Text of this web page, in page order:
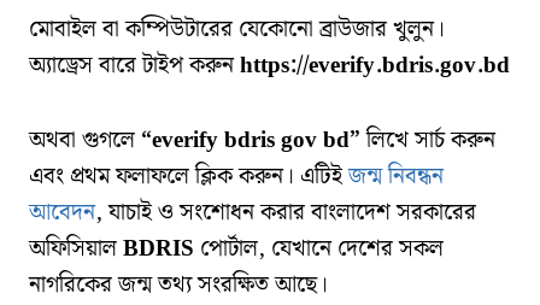
মোবাইল বা কম্পিউটারের যেকোনো ব্রাউজার খুলুন।
অ্যাড্রেস বারে টাইপ করুনhttps://everify.bdris.gov.bd
অথবা গুগলে“everify bdris gov bd”লিখে সার্চ করুন
এবং প্রথম ফলাফলে ক্লিক করুন। এটিইজন্ম নিবন্ধন
আবেদন, যাচাই ও সংশোধন করার বাংলাদেশ সরকারের
অফিসিয়ালBDRIS পোর্টাল, যেখানে দেশের সকল
নাগরিকের জন্ম তথ্য সংরক্ষিত আছে।